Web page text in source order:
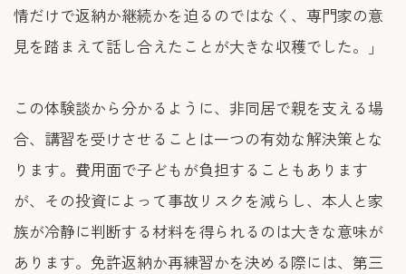
情だけで返納か継続かを迫るのではなく、専門家の意
見を踏まえて話し合えたことが大きな収穫でした。」
この体験談から分かるように、非同居で親を支える場
合、講習を受けさせることは一つの有効な解決策とな
ります。費用面で子どもが負担することもあります
が、その投資によって事故リスクを減らし、本人と家
族が冷静に判断する材料を得られるのは大きな意味が
あります。免許返納か再練習かを決める際には、第三